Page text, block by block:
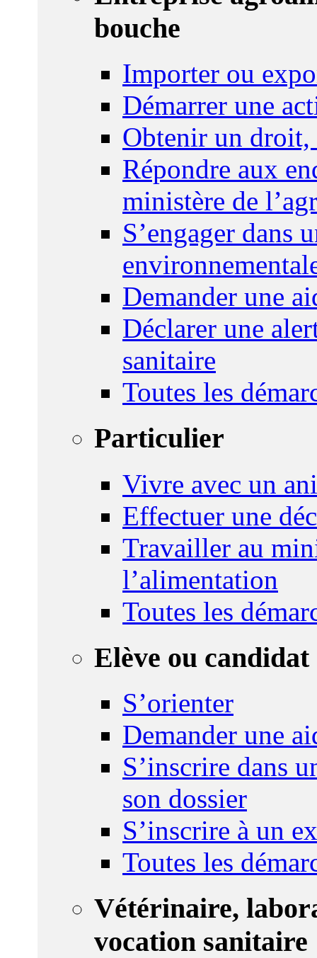
bouche
Importer ou
Démarrer une
Obtenir un droit,
Répondre aux
ministère de
S’engager dans
Demander une
Déclarer une
sanitaire
Toutes les
Particulier
Vivre avec un
Effectuer une
Travailler au
l’alimentation
Toutes les
Elève ou candidat
S’orienter
Demander une
S’inscrire dans
son dossier
S’inscrire à un
Toutes les
Vétérinaire,
vocation sanitaire